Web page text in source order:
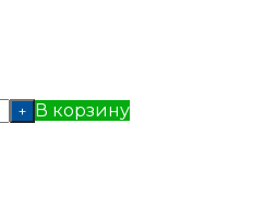
+ В корзину